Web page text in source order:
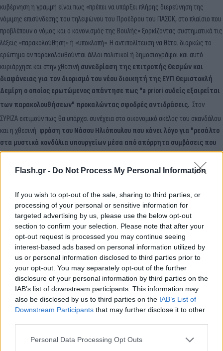
Flash.gr - Do Not Process My Personal Information
If you wish to opt-out of the sale, sharing to third parties, or
processing of your personal or sensitive information for
targeted advertising by us, please use the below opt-out
section to confirm your selection. Please note that after your
opt-out request is processed you may continue seeing
interest-based ads based on personal information utilized by
us or personal information disclosed to third parties prior to
your opt-out. You may separately opt-out of the further
disclosure of your personal information by third parties on the
IAB’s list of downstream participants. This information may
also be disclosed by us to third parties on the IAB’s List of
Downstream Participants that may further disclose it to other
Please note that this website/app uses one or more Google
Personal Data Processing Opt Outs
κυβέρνηση η γραμμή είναι πως «πρέπει να υπάρξει πλήρης διερεύνηση της
νόμιμης επισύνδεσης του τηλεφώνου του Προέδρου του ΠΑΣΟΚ, στο πλαίσιο που
προβλέπουν ο νόμος και ο κανονισμός της Βουλής» ξορκίζοντας συστηματικά τις
λέξεις «παρακολούθηση» ή «υποκλοπή». Η αντιπολίτευση να θέτει διαρκώς το
ερώτημα αν παρακολουθούνται άλλοι πολιτικοί ή δημοσιογράφοι και αυτό
κυριάρχησε και στην χθεσινή συνεδρίαση της επιτροπής Θεσμών και
διαφάνειας για τον διορισμό του νέου διοικητή της ΕΥΠ Θεμιστοκλή
Δεμίρη ο οποίος ερωτώμενος απάντησε πως "a priori ουδείς εξαιρείται
των παρακολουθήσεων" προκαλώντας σφοδρές αντιδράσεις. Στον
ΣΥΡΙΖΑ εκτιμούν πως θα υπάρχει συνέχεια στο οικονομικό σκέλος του σκανδάλου
και η χθεσινή φράση του Νάσου Ηλιόπουλου που κάνει λόγο για "ρεσάλτο
στα μυστικά κονδύλια υπουργείων μέσα από απόρρητα συμβάσεις που
θα είναι το επόμενο κεφάλαιο των αποκαλύψεων"είναι ενδεικτική της
τακτικής που θα ακολουθήσει ο ΣΥΡΙΖΑ στη Βουλή που θα έχει ως στόχευση τον
Παναγιώτη Κοντολέοντα αλλά και τη
διαχείριση των πόρων για τα
συστήματα τύπου Predator που χρησιμοποιήθηκαν. Στην Νέα Δημοκρατία
την ίδια ώρα ετοιμάζονται και για την συζήτηση της Δευτέρας, σε σχέση με το
αίτημα σύστασης εξεταστικής επιτροπής που αφορά στα όσα αποκαλύφθηκαν για
την παρακολούθηση του τηλεφώνου του Νίκου Ανδρουλάκη και το οποίο έχει
υποβάλλει το ΠΑΣΟΚ - Κίνημα Αλλαγής. Χρειάζονται 120 βουλευτές για να
περάσει και ήδη ο ΣΥΡΙΖΑ είπε πως θα το ψηφίσει. Κρίσιμος είναι και ο χρόνος
κατά τον οποίο θα συνεδριάσει εκ νέου η Επιτροπή Θεσμών και Διαφάνειας για το
θέμα της παρακολούθησης του τηλεφώνου του προέδρου του ΠΑΣΟΚ - ΚΙΝΑΛ. Η
Χαριλάου Τρικούπη είχε ζητήσει να προηγηθεί η συγκεκριμένη συνεδρίαση της
προ ημερήσιας διατάξεως συζήτηση, ενώ την άμεση σύγκληση της Επιτροπής
είχε ζητήσει ο ΣΥΡΙΖΑ. Ωστόσο τελικά αυτό δεν έγινε, ενώ αμφίβολο είναι και το
περίπτωση στην αντιπολίτευση εκτιμούν πως και σε αυτή την εξεταστική